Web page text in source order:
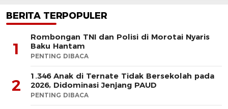
BERITA TERPOPULER
1
Rombongan TNI dan Polisi di Morotai Nyaris
Baku Hantam
PENTING DIBACA
2
1.346 Anak di Ternate Tidak Bersekolah pada
2026, Didominasi Jenjang PAUD
PENTING DIBACA